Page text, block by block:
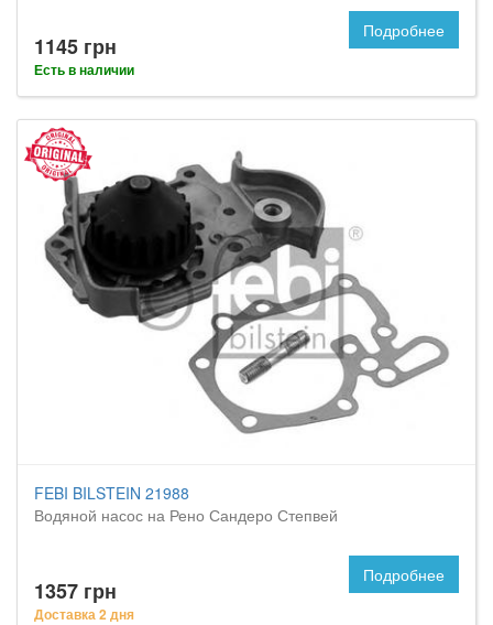
1145 грн
Есть в наличии
Подробнее
FEBI BILSTEIN 21988
Водяной насос на Рено Сандеро Степвей
1357 грн
Доставка 2 дня
Подробнее